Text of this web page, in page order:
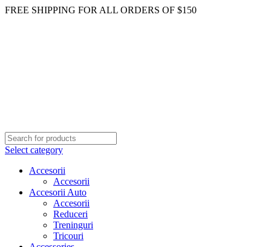
FREE SHIPPING FOR ALL ORDERS OF $150
Select category
Accesorii
Accesorii
Accesorii Auto
Accesorii
Reduceri
Treninguri
Tricouri